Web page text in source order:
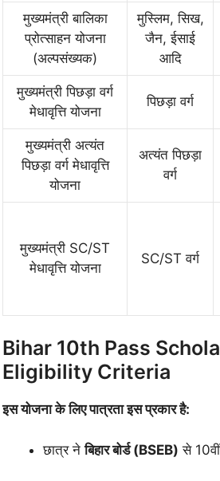
मुख्यमंत्री बालिका
प्रोत्साहन योजना
(अल्पसंख्यक)
मुस्लिम, सिख,
जैन, ईसाई
आदि
मुख्यमंत्री पिछड़ा वर्ग
मेधावृत्ति योजना
पिछड़ा वर्ग
मुख्यमंत्री अत्यंत
पिछड़ा वर्ग मेधावृत्ति
योजना
अत्यंत पिछड़ा
वर्ग
मुख्यमंत्री SC/ST
मेधावृत्ति योजना
SC/ST वर्ग
Bihar 10th Pass
Eligibility Criteria
इस योजना के लिए पात्रता इस प्रकार है:
छात्र नेबिहार बोर्ड (BSEB) से 10वीं